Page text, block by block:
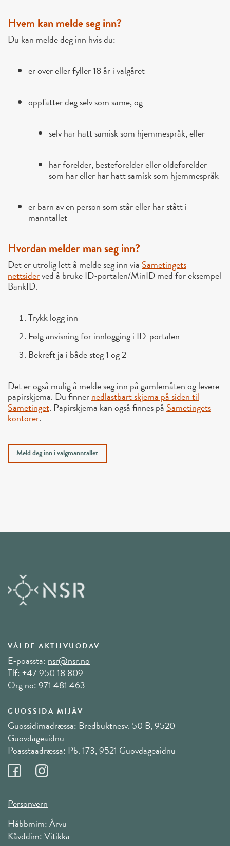
Hvem kan melde seg inn?
Du kan melde deg inn hvis du:
er over eller fyller 18 år i valgåret
oppfatter deg selv som same, og
selv har hatt samisk som hjemmespråk, eller
har forelder, besteforelder eller oldeforelder
som har eller har hatt samisk som hjemmespråk
er barn av en person som står eller har stått i
manntallet
Hvordan melder man seg inn?
Det er utrolig lett å melde seg inn via Sametingets
nettsiderved å bruke ID-portalen/MinID med for eksempel
BankID.
Trykk logg inn
Følg anvisning for innlogging i ID-portalen
Bekreft ja i både steg 1 og 2
Det er også mulig å melde seg inn på gamlemåten og levere
papirskjema. Du finnernedlastbart skjema på siden til
Sametinget. Papirskjema kan også finnes på Sametingets
kontorer.
Meld deg inn i valgmanntallet
VÁLDE AKTIJVUODAV
E-poassta: nsr@nsr.no
Tlf:+47 950 18 809
Org no: 971 481 463
GUOSSIDA MIJÁV
Guossidimadræssa: Bredbuktnesv. 50 B, 9520
Guovdageaidnu
Poasstaadræssa: Pb. 173, 9521 Guovdageaidnu
Personvern
Hábbmim:Árvu
Kåvddim:Vitikka